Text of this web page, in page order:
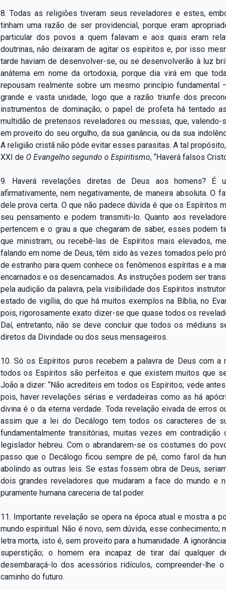
8. Todas as religiões tiveram seus reveladores e estes,
tinham uma razão de ser providencial, porque eram
particular dos povos a quem falavam e aos quais eram
doutrinas, não deixaram de agitar os espíritos e, por isso
tarde haviam de desenvolver-se, ou se desenvolverão à luz
anátema em nome da ortodoxia, porque dia virá em que
repousam realmente sobre um mesmo princípio
grande e vasta unidade, logo que a razão triunfe dos
instrumentos de dominação; o papel de profeta há tentado
multidão de pretensos reveladores ou messias, que,
em proveito do seu orgulho, da sua ganância, ou da sua
A religião cristã não pôde evitar esses parasitas. A tal
XXI de O Evangelho segundo o Espiritismo, “Haverá falsos
9. Haverá revelações diretas de Deus aos homens? É
afirmativamente, nem negativamente, de maneira absoluta. O
dele prova certa. O que não padece dúvida é que os Espíritos
seu pensamento e podem transmiti-lo. Quanto aos
pertencem e o grau a que chegaram de saber, esses podem
que ministram, ou recebê-las de Espíritos mais elevados,
falando em nome de Deus, têm sido às vezes tomados pelo
de estranho para quem conhece os fenômenos espíritas e a
encarnados e os desencarnados. As instruções podem ser
pela audição da palavra, pela visibilidade dos Espíritos
estado de vigília, do que há muitos exemplos na Bíblia, no
pois, rigorosamente exato dizer-se que quase todos os
Daí, entretanto, não se deve concluir que todos os médiuns
diretos da Divindade ou dos seus mensageiros.
10. Só os Espíritos puros recebem a palavra de Deus com
todos os Espíritos são perfeitos e que existem muitos que
João a dizer: “Não acrediteis em todos os Espíritos; vede
pois, haver revelações sérias e verdadeiras como as há
divina é o da eterna verdade. Toda revelação eivada de erros
assim que a lei do Decálogo tem todos os caracteres de
fundamentalmente transitórias, muitas vezes em
legislador hebreu. Com o abrandarem-se os costumes do
passo que o Decálogo ficou sempre de pé, como farol da
abolindo as outras leis. Se estas fossem obra de Deus,
dois grandes reveladores que mudaram a face do mundo e
puramente humana careceria de tal poder.
11. Importante revelação se opera na época atual e mostra a
mundo espiritual. Não é novo, sem dúvida, esse
letra morta, isto é, sem proveito para a humanidade. A
superstição; o homem era incapaz de tirar daí qualquer
desembaraçá-lo dos acessórios ridículos, compreender-
caminho do futuro.